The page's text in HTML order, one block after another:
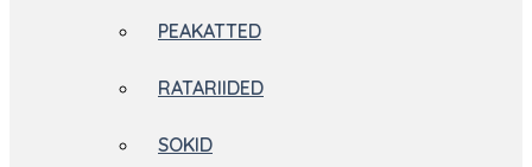
PEAKATTED
RATARIIDED
SOKID